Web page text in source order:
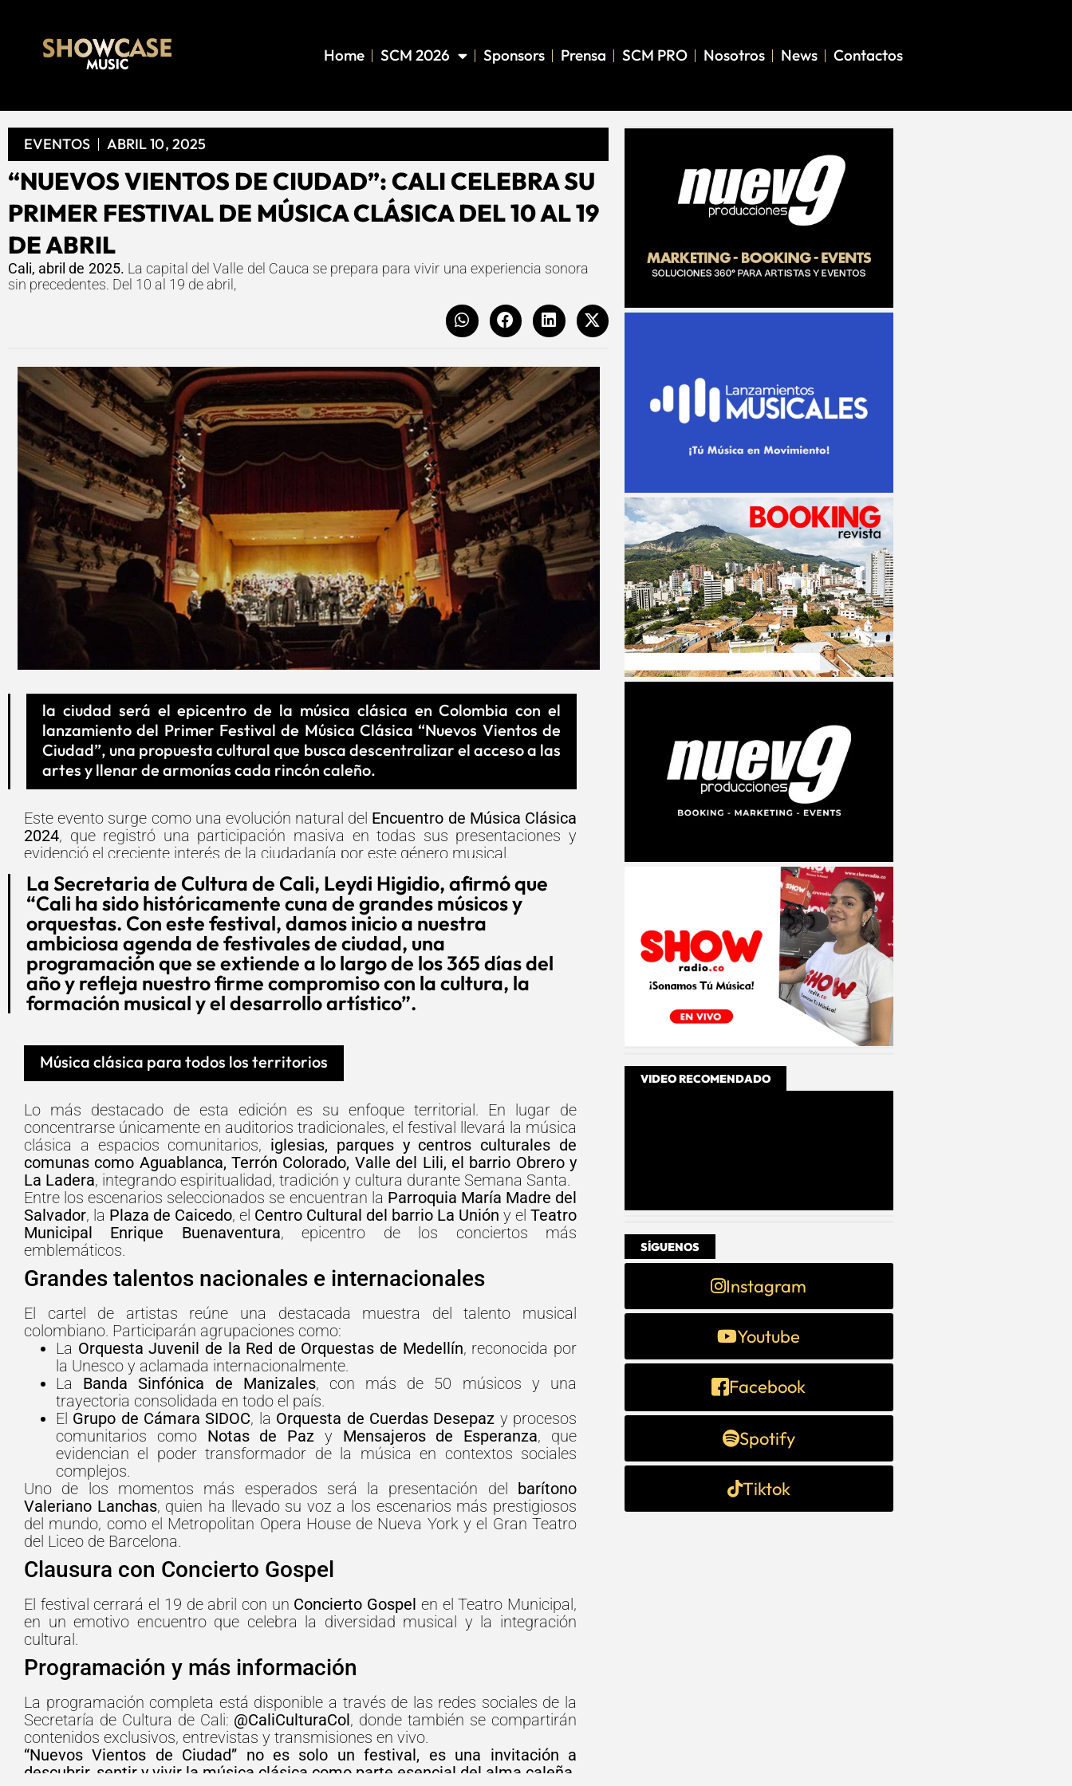
Home SCM 2026 Sponsors Prensa SCM PRO Nosotros News Contactos
EVENTOS ABRIL 10, 2025
“NUEVOS VIENTOS DE CIUDAD”: CALI CELEBRA SU
PRIMER FESTIVAL DE MÚSICA CLÁSICA DEL 10 AL 19
DE ABRIL
Cali, abril de 2025. La capital del Valle del Cauca se prepara para vivir una experiencia sonora
sin precedentes. Del 10 al 19 de abril,
la ciudad será el epicentro de la música clásica en Colombia con el
lanzamiento del Primer Festival de Música Clásica “Nuevos Vientos de
Ciudad”, una propuesta cultural que busca descentralizar el acceso a las
artes y llenar de armonías cada rincón caleño.
Este evento surge como una evolución natural del Encuentro de Música Clásica
2024, que registró una participación masiva en todas sus presentaciones y
evidenció el creciente interés de la ciudadanía por este género musical.
La Secretaria de Cultura de Cali, Leydi Higidio, afirmó que
“Cali ha sido históricamente cuna de grandes músicos y
orquestas. Con este festival, damos inicio a nuestra
ambiciosa agenda de festivales de ciudad, una
programación que se extiende a lo largo de los 365 días del
año y refleja nuestro firme compromiso con la cultura, la
formación musical y el desarrollo artístico”.
Música clásica para todos los territorios
Lo más destacado de esta edición es su enfoque territorial. En lugar de
concentrarse únicamente en auditorios tradicionales, el festival llevará la música
clásica a espacios comunitarios, iglesias, parques y centros culturales de
comunas como Aguablanca, Terrón Colorado, Valle del Lili, el barrio Obrero y
La Ladera, integrando espiritualidad, tradición y cultura durante Semana Santa.
Entre los escenarios seleccionados se encuentran la Parroquia María Madre del
Salvador, la Plaza de Caicedo, el Centro Cultural del barrio La Unión y el Teatro
Municipal Enrique Buenaventura, epicentro de los conciertos más
emblemáticos.
Grandes talentos nacionales e internacionales
El cartel de artistas reúne una destacada muestra del talento musical
colombiano. Participarán agrupaciones como:
La Orquesta Juvenil de la Red de Orquestas de Medellín, reconocida por
la Unesco y aclamada internacionalmente.
La Banda Sinfónica de Manizales, con más de 50 músicos y una
trayectoria consolidada en todo el país.
El Grupo de Cámara SIDOC, la Orquesta de Cuerdas Desepaz y procesos
comunitarios como Notas de Paz y Mensajeros de Esperanza, que
evidencian el poder transformador de la música en contextos sociales
complejos.
Uno de los momentos más esperados será la presentación del barítono
Valeriano Lanchas, quien ha llevado su voz a los escenarios más prestigiosos
del mundo, como el Metropolitan Opera House de Nueva York y el Gran Teatro
del Liceo de Barcelona.
Clausura con Concierto Gospel
El festival cerrará el 19 de abril con un Concierto Gospel en el Teatro Municipal,
en un emotivo encuentro que celebra la diversidad musical y la integración
cultural.
Programación y más información
La programación completa está disponible a través de las redes sociales de la
Secretaría de Cultura de Cali: @CaliCulturaCol, donde también se compartirán
contenidos exclusivos, entrevistas y transmisiones en vivo.
“Nuevos Vientos de Ciudad” no es solo un festival, es una invitación a
descubrir, sentir y vivir la música clásica como parte esencial del alma caleña.
VIDEO RECOMENDADO
SÍGUENOS
Instagram
Youtube
Facebook
Spotify
Tiktok